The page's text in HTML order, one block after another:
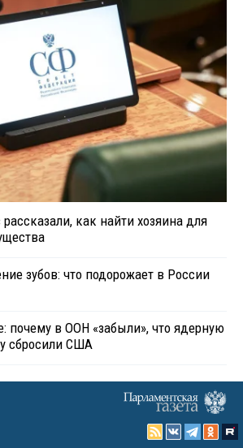
рассказали, как найти хозяина для
зубов: что подорожает в России
почему в ООН «забыли», что ядерную
сбросили США